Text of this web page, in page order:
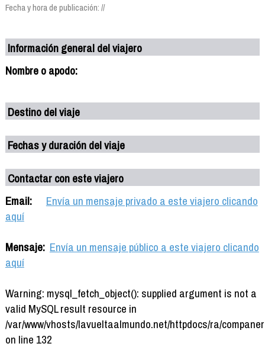
Fecha y hora de publicación: //
Información general del viajero
Nombre o apodo:
Destino del viaje
Fechas y duración del viaje
Contactar con este viajero
Email:
Envía un mensaje privado a este viajero clicando
aquí
Mensaje: Envía un mensaje público a este viajero clicando
aquí
Warning: mysql_fetch_object(): supplied argument is not a
valid MySQL result resource in
/var/www/vhosts/lavueltaalmundo.net/httpdocs/ra/
on line 132